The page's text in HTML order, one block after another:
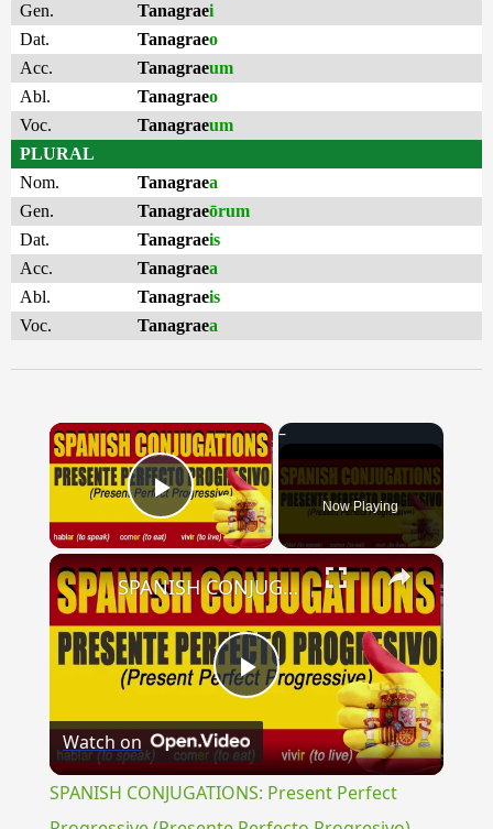
Gen.
Tanagraei
Dat.
Tanagraeo
Acc.
Tanagraeum
Abl.
Tanagraeo
Voc.
Tanagraeum
PLURAL
Nom.
Tanagraea
Gen.
Tanagraeōrum
Dat.
Tanagraeis
Acc.
Tanagraea
Abl.
Tanagraeis
Voc.
Tanagraea
×
Play Video Now Playing
×
Play
Video
SPANISH CONJUGATIONS: Present Perfect Progressive (Presente Perfecto Progresivo)
Watch on
SPANISH CONJUGATIONS: Present Perfect